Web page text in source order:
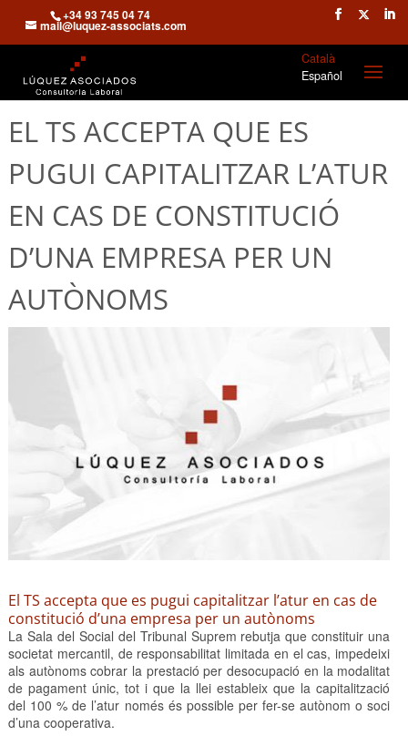
+34 93 745 04 74
mail@luquez-associats.com
Català
Español
EL TS ACCEPTA QUE ES
PUGUI CAPITALITZAR L’ATUR
EN CAS DE CONSTITUCIÓ
D’UNA EMPRESA PER UN
AUTÒNOMS
El TS accepta que es pugui capitalitzar l’atur en cas de
constitució d’una empresa per un autònoms
La Sala del Social del Tribunal Suprem rebutja que constituir una
societat mercantil, de responsabilitat limitada en el cas, impedeixi
als autònoms cobrar la prestació per desocupació en la modalitat
de pagament únic, tot i que la llei estableix que la capitalització
del 100 % de l’atur només és possible per fer-se autònom o soci
d’una cooperativa.